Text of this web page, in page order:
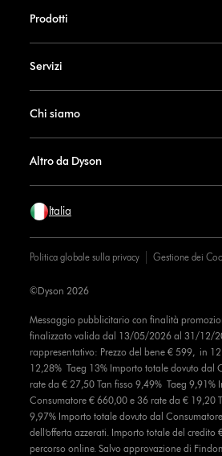
Prodotti
Servizi
Chi siamo
Altro da Dyson
Italia
Politica globale sulla privacy Gestione dei
Messaggio pubblicitario con finalità
finalizzato valida dal 13/05/2026 al 31/12/
rappresentativo: Prezzo del bene € 599, in
12,28% Taeg 13% Importo totale dovuto dal
rate da € 27,50 Tan fisso 9,49% Taeg 9,91%
Consumatore € 660,00 e 36 rate da € 19,20
9,97% Importo totale dovuto dal
dell’offerta azzerati. Importo totale del credito
percorso online. Salvo approvazione di
©Dyson 2026